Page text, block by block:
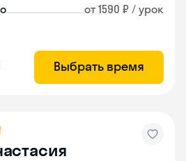
от 1590 ₽ / урок
Выбрать время